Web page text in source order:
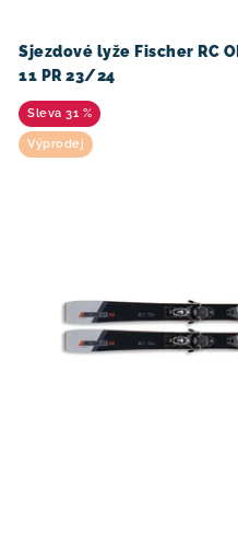
u
k
t
ů
d
u
k
t
Sjezdové lyže Fischer RC
11 PR 23/24
31 %
Výprodej